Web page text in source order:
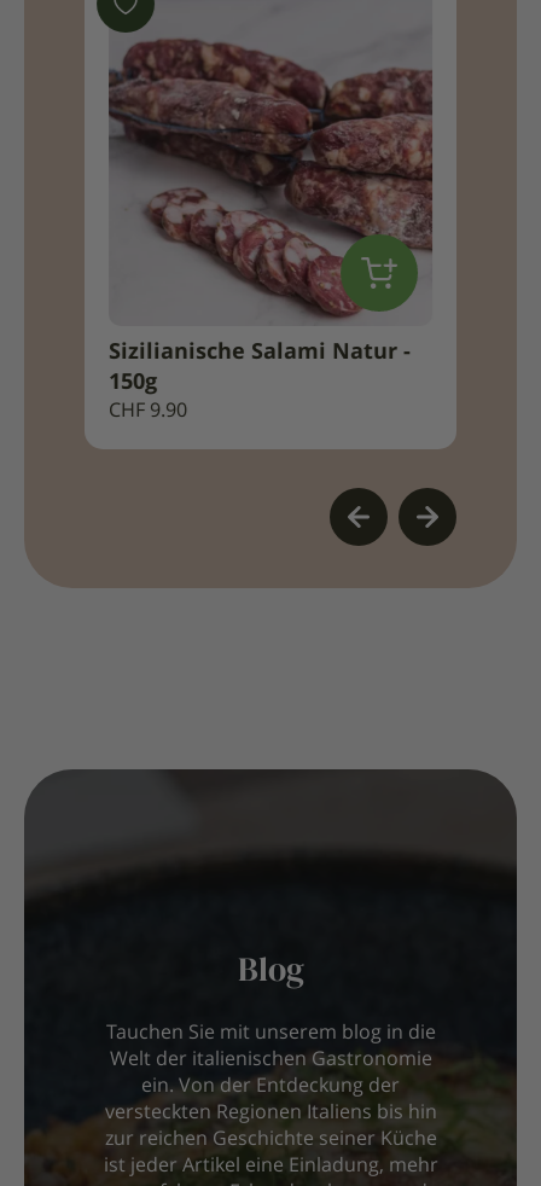
Sizilianische Salami Natur -
150g
CHF 9.90
Blog
Tauchen Sie mit unserem blog in die
Welt der italienischen Gastronomie
ein. Von der Entdeckung der
versteckten Regionen Italiens bis hin
zur reichen Geschichte seiner Küche
ist jeder Artikel eine Einladung, mehr